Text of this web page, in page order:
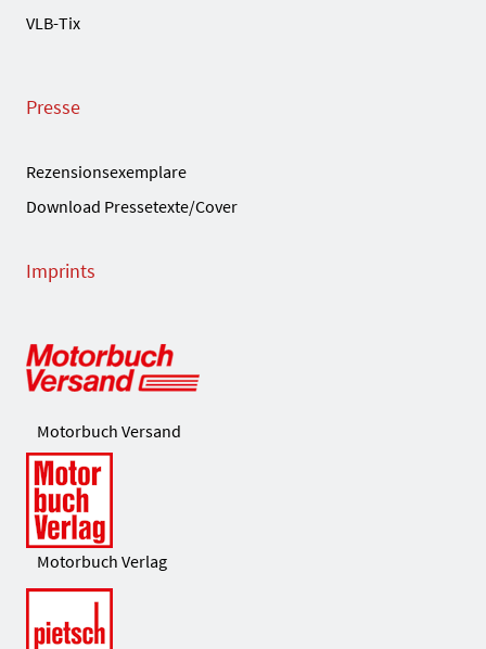
VLB-Tix
Presse
Rezensionsexemplare
Download Pressetexte/Cover
Imprints
Motorbuch Versand
Motorbuch Verlag